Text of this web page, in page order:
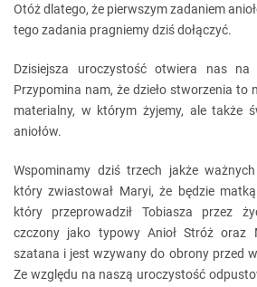
Otóż dlatego, że pierwszym zadaniem
tego zadania pragniemy dziś dołączyć.
Dzisiejsza uroczystość otwiera nas
Przypomina nam, że dzieło stworzenia to
materialny, w którym żyjemy, ale także
aniołów.
Wspominamy dziś trzech jakże ważnych
który zwiastował Maryi, że będzie
który przeprowadził Tobiasza przez
czczony jako typowy Anioł Stróż oraz
szatana i jest wzywany do obrony przed
Ze względu na naszą uroczystość